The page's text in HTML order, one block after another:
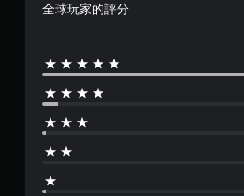
全球玩家的評分